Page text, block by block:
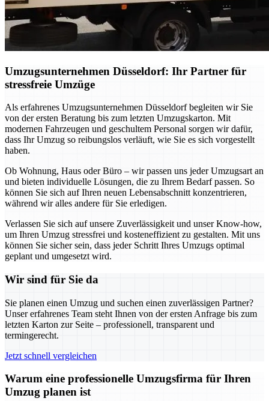
Umzugsunternehmen Düsseldorf: Ihr Partner für
stressfreie Umzüge
Als erfahrenes Umzugsunternehmen Düsseldorf begleiten wir Sie
von der ersten Beratung bis zum letzten Umzugskarton. Mit
modernen Fahrzeugen und geschultem Personal sorgen wir dafür,
dass Ihr Umzug so reibungslos verläuft, wie Sie es sich vorgestellt
haben.
Ob Wohnung, Haus oder Büro – wir passen uns jeder Umzugsart an
und bieten individuelle Lösungen, die zu Ihrem Bedarf passen. So
können Sie sich auf Ihren neuen Lebensabschnitt konzentrieren,
während wir alles andere für Sie erledigen.
Verlassen Sie sich auf unsere Zuverlässigkeit und unser Know-how,
um Ihren Umzug stressfrei und kosteneffizient zu gestalten. Mit uns
können Sie sicher sein, dass jeder Schritt Ihres Umzugs optimal
geplant und umgesetzt wird.
Wir sind für Sie da
Sie planen einen Umzug und suchen einen zuverlässigen Partner?
Unser erfahrenes Team steht Ihnen von der ersten Anfrage bis zum
letzten Karton zur Seite – professionell, transparent und
termingerecht.
Jetzt schnell vergleichen
Warum eine professionelle Umzugsfirma für Ihren
Umzug planen ist